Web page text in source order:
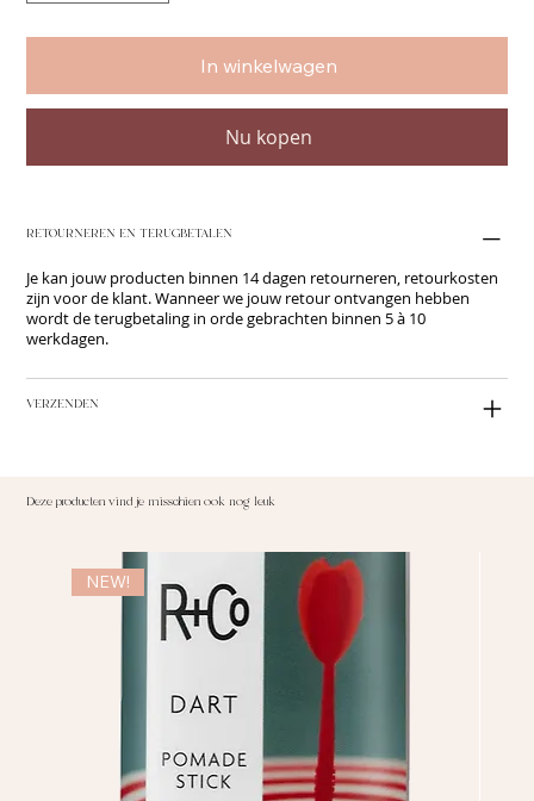
In winkelwagen
Nu kopen
RETOURNEREN EN TERUGBETALEN
Je kan jouw producten binnen 14 dagen retourneren, retourkosten
zijn voor de klant. Wanneer we jouw retour ontvangen hebben
wordt de terugbetaling in orde gebrachten binnen 5 à 10
werkdagen.
VERZENDEN
NEW!
Deze producten vind je misschien ook nog leuk